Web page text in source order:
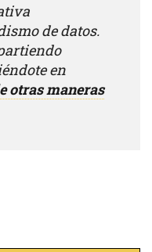
de datos.
en
otras maneras